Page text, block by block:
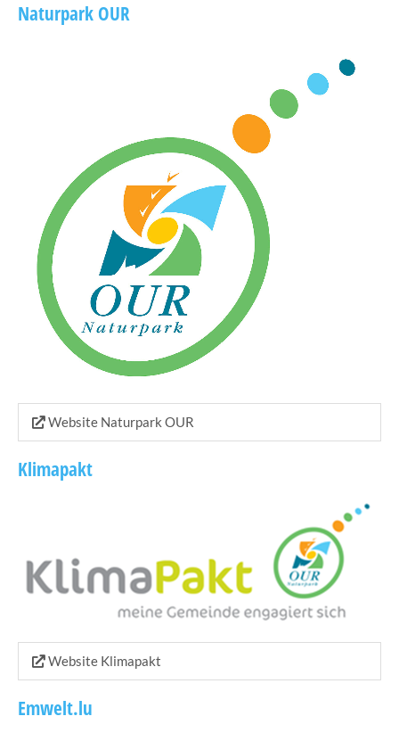
Naturpark OUR
Website Naturpark OUR
Klimapakt
Website Klimapakt
Emwelt.lu